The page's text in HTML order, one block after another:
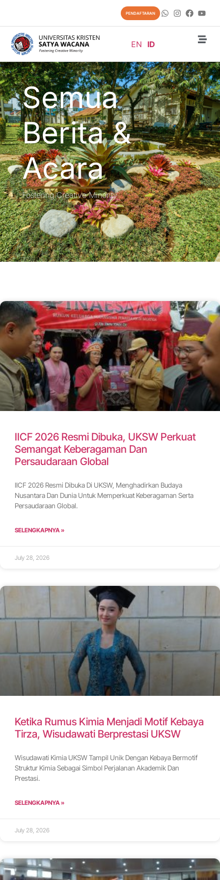
PENDAFTARAN
EN ID
Semua
Berita &
Acara
Fostering Creative Minority
IICF 2026 Resmi Dibuka, UKSW Perkuat
Semangat Keberagaman Dan
Persaudaraan Global
IICF 2026 Resmi Dibuka Di UKSW, Menghadirkan Budaya
Nusantara Dan Dunia Untuk Memperkuat Keberagaman Serta
Persaudaraan Global.
SELENGKAPNYA »
July 28, 2026
Ketika Rumus Kimia Menjadi Motif Kebaya
Tirza, Wisudawati Berprestasi UKSW
Wisudawati Kimia UKSW Tampil Unik Dengan Kebaya Bermotif
Struktur Kimia Sebagai Simbol Perjalanan Akademik Dan
Prestasi.
SELENGKAPNYA »
July 28, 2026